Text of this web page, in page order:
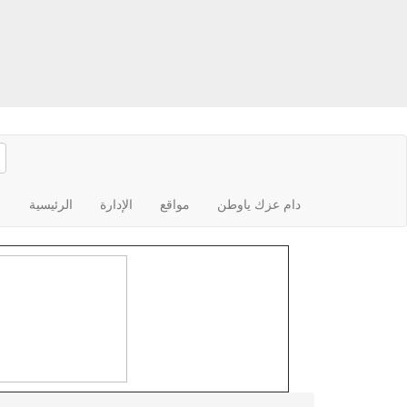
الرئيسية الإدارة مواقع دام عزك ياوطن